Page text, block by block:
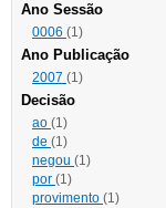
Ano Sessão
0006 (1)
Ano Publicação
2007 (1)
Decisão
ao (1)
de (1)
negou (1)
por (1)
provimento (1)